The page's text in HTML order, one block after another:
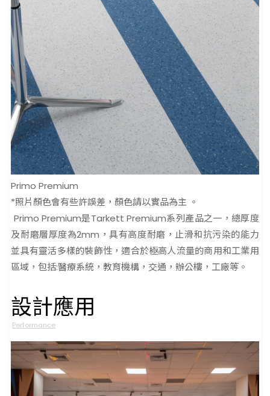
Primo Premium
*照片顏色會有些許誤差，顏色請以實品為主 。
Primo Premium是Tarkett Premium系列產品之一，總厚度
及耐磨層厚度為2mm，具有高度耐磨，止滑和抗污染的能力
並具有靈活多樣的裝飾性，適合於極高人流量的商用和工業用
區域，包括:醫療系統，教育機構，交通，辦公樓，工廠等。
設計應用
Performance